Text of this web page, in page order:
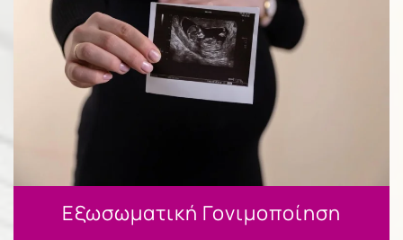
Εξωσωματική Γονιμοποίηση